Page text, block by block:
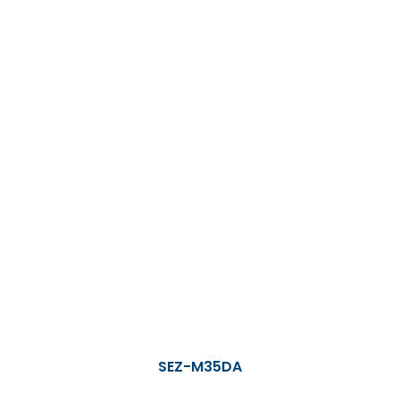
SEZ-M35DA